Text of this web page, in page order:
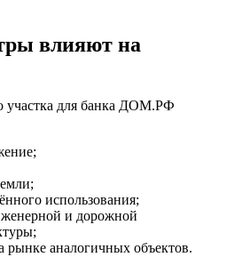
влияют на
участка для банка ДОМ.РФ
использования;
и дорожной
рынке аналогичных объектов.